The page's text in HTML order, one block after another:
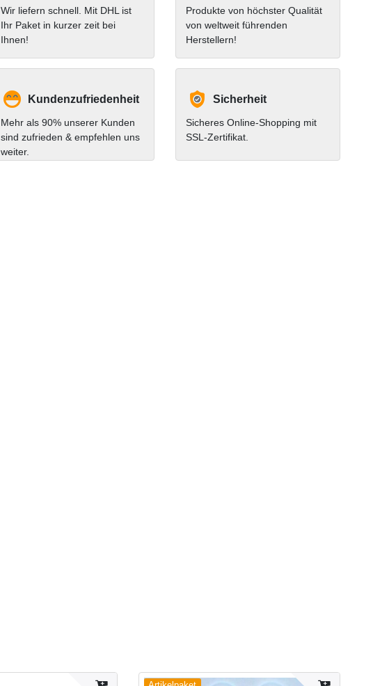
Wir liefern schnell. Mit DHL ist
Ihr Paket in kurzer zeit bei
Ihnen!
Produkte von höchster Qualität
von weltweit führenden
Herstellern!
Kundenzufriedenheit
Mehr als 90% unserer Kunden
sind zufrieden & empfehlen uns
weiter.
Sicherheit
Sicheres Online-Shopping mit
SSL-Zertifikat.